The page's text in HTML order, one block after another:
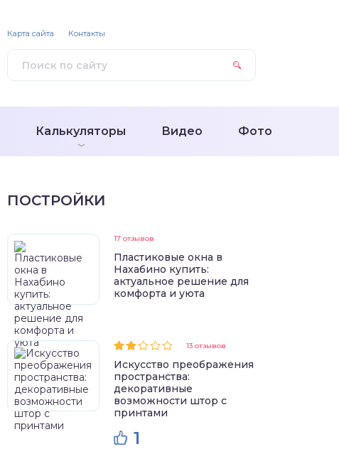
Калькуляторы Видео Фото
Карта сайта Контакты
ПОСТРОЙКИ
17 отзывов
Пластиковые окна в
Нахабино купить:
актуальное решение для
комфорта и уюта
13 отзывов
Искусство преображения
пространства:
декоративные
возможности штор с
принтами
1